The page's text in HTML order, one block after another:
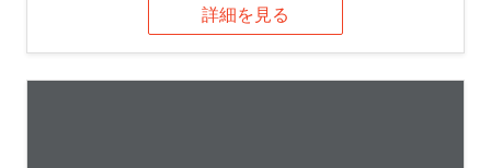
詳細を見る